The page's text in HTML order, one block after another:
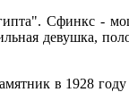
Сфинкс
девушка,
в 1928